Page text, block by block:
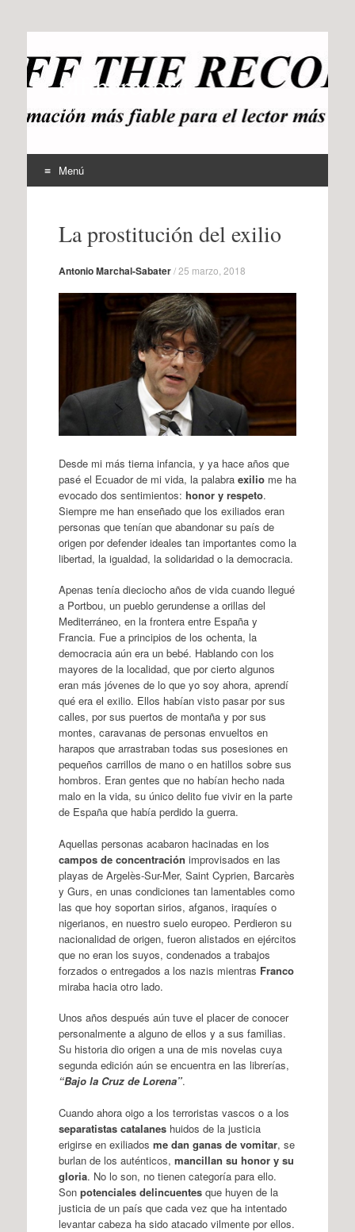
offtherecord
OTR
Menú
contenidoLa prostitución del exilio
Antonio Marchal-Sabater/25 marzo, 2018
Desde mi más tierna infancia, y ya hace años que
pasé el Ecuador de mi vida, la palabra exiliome ha
evocado dos sentimientos: honor y respeto.
Siempre me han enseñado que los exiliados eran
personas que tenían que abandonar su país de
origen por defender ideales tan importantes como la
libertad, la igualdad, la solidaridad o la democracia.
Apenas tenía dieciocho años de vida cuando llegué
a Portbou, un pueblo gerundense a orillas del
Mediterráneo, en la frontera entre España y
Francia. Fue a principios de los ochenta, la
democracia aún era un bebé. Hablando con los
mayores de la localidad, que por cierto algunos
eran más jóvenes de lo que yo soy ahora, aprendí
qué era el exilio. Ellos habían visto pasar por sus
calles, por sus puertos de montaña y por sus
montes, caravanas de personas envueltos en
harapos que arrastraban todas sus posesiones en
pequeños carrillos de mano o en hatillos sobre sus
hombros. Eran gentes que no habían hecho nada
malo en la vida, su único delito fue vivir en la parte
de España que había perdido la guerra.
Aquellas personas acabaron hacinadas en los
campos de concentración improvisados en las
playas de Argelès-Sur-Mer, Saint Cyprien, Barcarès
y Gurs, en unas condiciones tan lamentables como
las que hoy soportan sirios, afganos, iraquíes o
nigerianos, en nuestro suelo europeo. Perdieron su
nacionalidad de origen, fueron alistados en ejércitos
que no eran los suyos, condenados a trabajos
forzados o entregados a los nazis mientras Franco
miraba hacia otro lado.
Unos años después aún tuve el placer de conocer
personalmente a alguno de ellos y a sus familias.
Su historia dio origen a una de mis novelas cuya
segunda edición aún se encuentra en las librerías,
“Bajo la Cruz de Lorena”.
Cuando ahora oigo a los terroristas vascos o a los
separatistas catalaneshuidos de la justicia
erigirse en exiliados me dan ganas de vomitar, se
burlan de los auténticos, mancillan su honor y su
gloria. No lo son, no tienen categoría para ello.
Son potenciales delincuentesque huyen de la
justicia de un país que cada vez que ha intentado
levantar cabeza ha sido atacado vilmente por ellos.